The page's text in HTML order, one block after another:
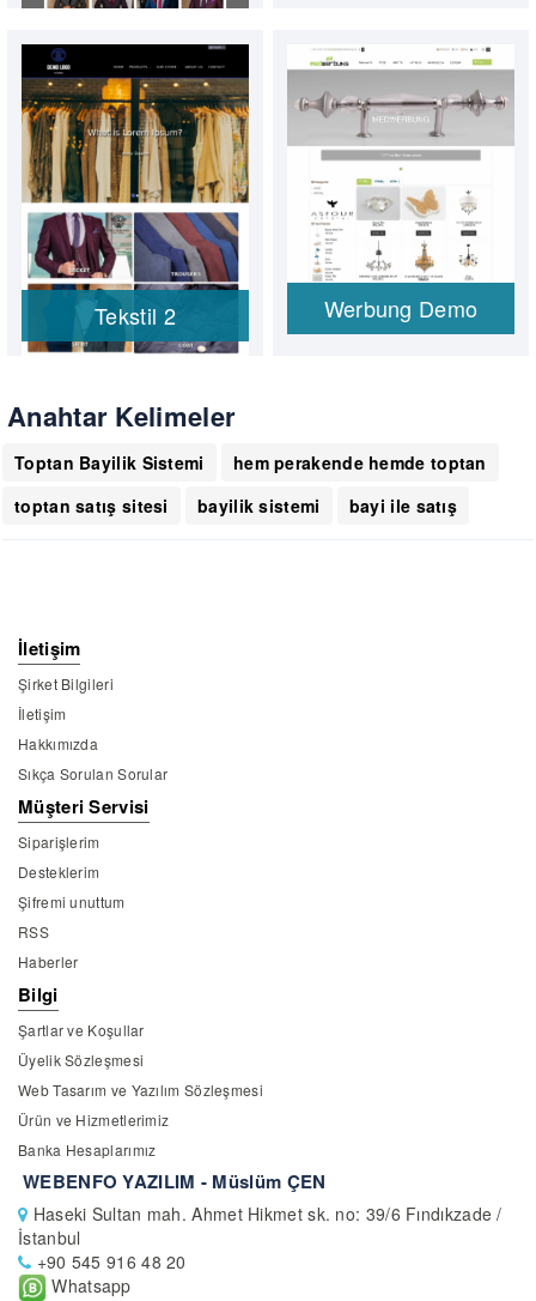
Tekstil 2 Werbung Demo
Anahtar Kelimeler
Toptan Bayilik Sistemi
hem perakende hemde toptan
toptan satış sitesi
bayilik sistemi bayi ile satış
İletişim
Şirket Bilgileri
İletişim
Hakkımızda
Sıkça Sorulan Sorular
Müşteri Servisi
Siparişlerim
Desteklerim
Şifremi unuttum
RSS
Haberler
Bilgi
Şartlar ve Koşullar
Üyelik Sözleşmesi
Web Tasarım ve Yazılım Sözleşmesi
Ürün ve Hizmetlerimiz
Banka Hesaplarımız
WEBENFO YAZILIM - Müslüm ÇEN
Haseki Sultan mah. Ahmet Hikmet sk. no: 39/6 Fındıkzade /
İstanbul
+90 545 916 48 20
Whatsapp